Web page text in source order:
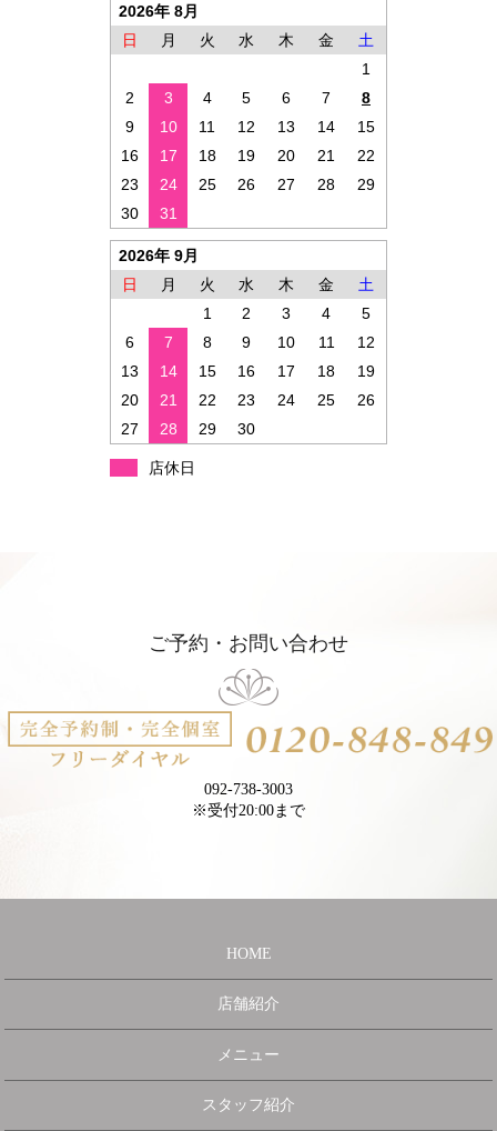
2026年 8月
日
月 火 水 木 金
土
1
2
3 4 5 6 7
8
9
10 11 12 13 14
15
16
17 18 19 20 21
22
23
24 25 26 27 28
29
30
31
2026年 9月
日
月 火 水 木 金
土
1
2 3 4
5
6
7 8 9 10 11
12
13
14 15 16 17 18
19
20
21 22 23 24 25
26
27
28 29 30
店休日
ご予約・お問い合わせ
092-738-3003
※受付20:00まで
HOME
店舗紹介
メニュー
スタッフ紹介